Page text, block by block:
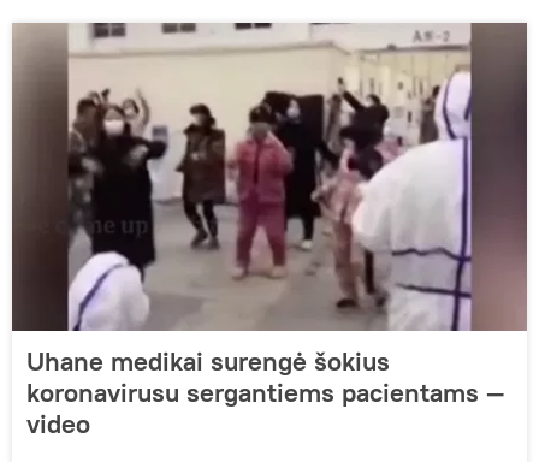
Uhane medikai surengė šokius
koronavirusu sergantiems pacientams —
video